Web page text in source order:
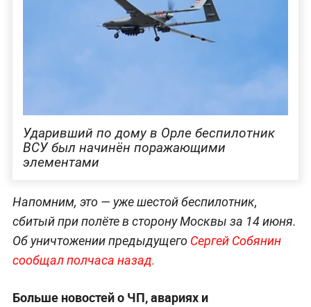
Ударивший по дому в Орле беспилотник
ВСУ был начинён поражающими
элементами
Напомним, это — уже шестой беспилотник,
сбитый при полёте в сторону Москвы за 14 июня.
Об уничтожении предыдущего Сергей Собянин
сообщал полчаса назад.
Больше новостей о ЧП, авариях и